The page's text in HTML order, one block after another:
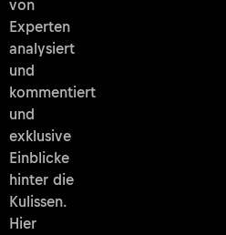
von
Experten
analysiert
und
kommentiert
und
exklusive
Einblicke
hinter die
Kulissen.
Hier